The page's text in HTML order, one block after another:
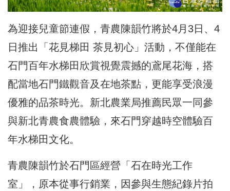
為迎接兒童節連假，青農陳韻竹將於4月3日、4
日推出「花見梯田 茶見初心」活動，不僅能在
石門百年水梯田欣賞視覺震撼的鳶尾花海，搭
配當地石門鐵觀音及在地茶點，更能享受浪漫
優雅的品茶時光。新北農業局推薦民眾一同參
與新北青農食農體驗，來石門穿越時空體驗百
年水梯田文化。
青農陳韻竹於石門區經營「石在時光工作
室」，原本從事行銷業，因參與生態紀錄片拍